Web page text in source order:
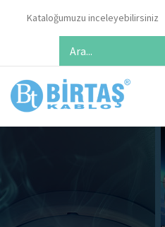
Kataloğumuzu inceleyebilirsiniz